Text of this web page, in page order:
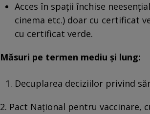
Acces în spații închise
cinema etc.) doar cu certificat
cu certificat verde.
Măsuri pe termen mediu și lung:
Decuplarea deciziilor privind
2. Pact Național pentru